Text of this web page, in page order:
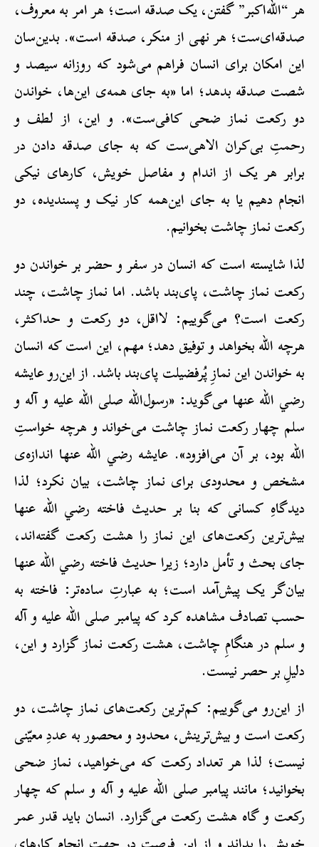
هر “الله‌اکبر” گفتن، یک صدقه است؛ هر امر به معروف،
صدقه‌ای‌ست؛ هر نهی از منکر، صدقه است». بدین‌سان
این امکان برای انسان فراهم می‌شود که روزانه سیصد و
شصت صدقه بدهد؛ اما «به جای همه‌ی این‌ها، خواندن
دو رکعت نماز ضحی کافی‌ست». و این، از لطف و
رحمتِ بی‌کران الاهی‌ست که به جای صدقه دادن در
برابر هر یک از اندام و مفاصل خویش، کارهای نیکی
انجام دهیم یا به جای این‌همه کار نیک و پسندیده، دو
رکعت نماز چاشت بخوانیم.
لذا شایسته است که انسان در سفر و حضر بر خواندن دو
رکعت نماز چاشت، پای‌بند باشد. اما نماز چاشت، چند
رکعت است؟ می‌گوییم: لااقل، دو رکعت و حداکثر،
هرچه الله بخواهد و توفیق دهد؛ مهم، این است که انسان
به خواندن این نمازِ پُرفضیلت پای‌بند باشد. از این‌رو عایشه
رضي الله عنها می‌گوید: «رسول‌الله صلی الله علیه و آله و
سلم چهار رکعت نماز چاشت می‌خواند و هرچه خواستِ
الله بود، بر آن می‌افزود». عایشه رضي الله عنها اندازه‌ی
مشخص و محدودی برای نماز چاشت، بیان نکرد؛ لذا
دیدگاهِ کسانی که بنا بر حدیث فاخته رضي الله عنها
بیش‌ترین رکعت‌های این نماز را هشت رکعت گفته‌اند،
جای بحث و تأمل دارد؛ زیرا حدیث فاخته رضي الله عنها
بیان‌گر یک پیش‌آمد است؛ به عبارتِ ساده‌تر: فاخته به
حسب تصادف مشاهده کرد که پیامبر صلی الله علیه و آله
و سلم در هنگامِ چاشت، هشت رکعت نماز گزارد و این،
دلیلِ بر حصر نیست.
از این‌رو می‌گوییم: کم‌ترین رکعت‌های نماز چاشت، دو
رکعت است و بیش‌ترینش، محدود و محصور به عددِ معیّنی
نیست؛ لذا هر تعداد رکعت که می‌خواهید، نماز ضحی
بخوانید؛ مانند پیامبر صلی الله علیه و آله و سلم که چهار
رکعت و گاه هشت رکعت می‌گزارد. انسان باید قدر عمر